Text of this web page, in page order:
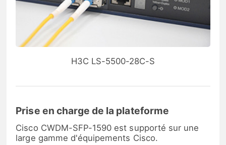
H3C LS-5500-28C-S
Prise en charge de la plateforme
Cisco CWDM-SFP-1590 est supporté sur une
large gamme d'équipements Cisco.